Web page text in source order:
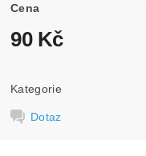
Cena
90 Kč
Kategorie
Dotaz